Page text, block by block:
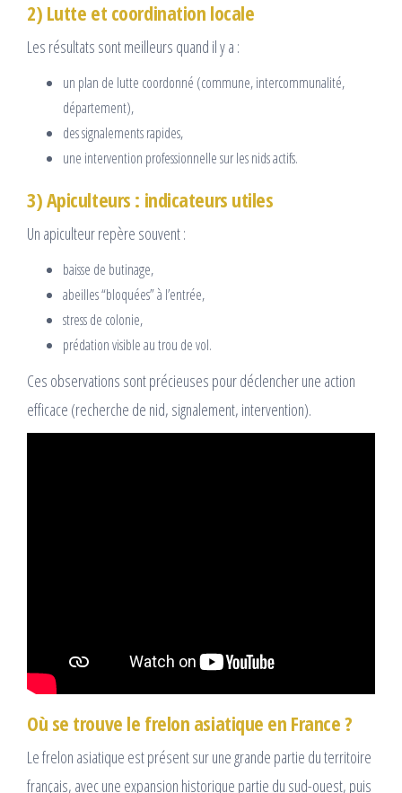
2) Lutte et coordination locale
Les résultats sont meilleurs quand il y a :
un plan de lutte coordonné (commune, intercommunalité,
département),
des signalements rapides,
une intervention professionnelle sur les nids actifs.
3) Apiculteurs : indicateurs utiles
Un apiculteur repère souvent :
baisse de butinage,
abeilles “bloquées” à l’entrée,
stress de colonie,
prédation visible au trou de vol.
Ces observations sont précieuses pour déclencher une action
efficace (recherche de nid, signalement, intervention).
Où se trouve le frelon asiatique en France ?
Le frelon asiatique est présent sur une grande partie du territoire
français, avec une expansion historique partie du sud-ouest, puis